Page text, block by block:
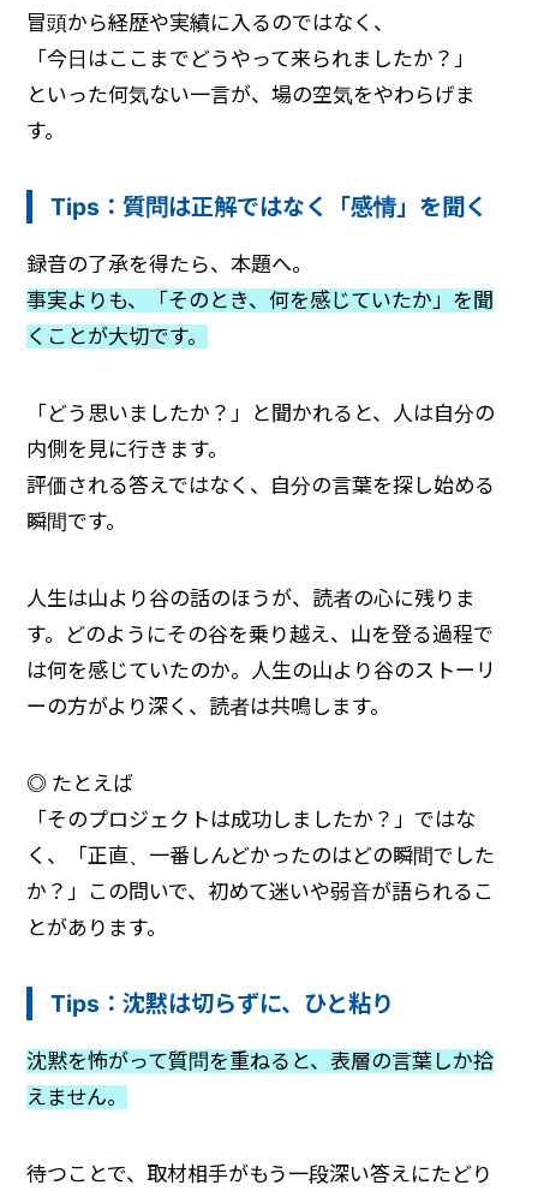
冒頭から経歴や実績に入るのではなく、
「今日はここまでどうやって来られましたか？」
といった何気ない一言が、場の空気をやわらげま
す。
Tips：質問は正解ではなく「感情」を聞く
録音の了承を得たら、本題へ。
事実よりも、「そのとき、何を感じていたか」を聞
くことが大切です。
「どう思いましたか？」と聞かれると、人は自分の
内側を見に行きます。
評価される答えではなく、自分の言葉を探し始める
瞬間です。
人生は山より谷の話のほうが、読者の心に残りま
す。どのようにその谷を乗り越え、山を登る過程で
は何を感じていたのか。人生の山より谷のストーリ
ーの方がより深く、読者は共鳴します。
◎ たとえば
「そのプロジェクトは成功しましたか？」ではな
く、「正直、一番しんどかったのはどの瞬間でした
か？」この問いで、初めて迷いや弱音が語られるこ
とがあります。
Tips：沈黙は切らずに、ひと粘り
沈黙を怖がって質問を重ねると、表層の言葉しか拾
えません。
待つことで、取材相手がもう一段深い答えにたどり